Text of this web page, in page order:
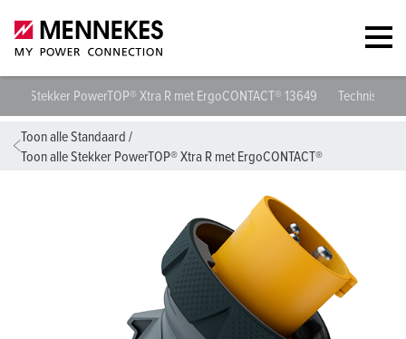
Stekker PowerTOP® Xtra R met ErgoCONTACT® 13649 Technische
Toon alle Standaard /
Toon alle Stekker PowerTOP® Xtra R met ErgoCONTACT®